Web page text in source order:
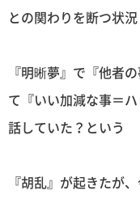
との関わりを断つ状況
『明晰夢』で『他者
て『いい加減な事＝
話していた？という
『胡乱』が起きたが